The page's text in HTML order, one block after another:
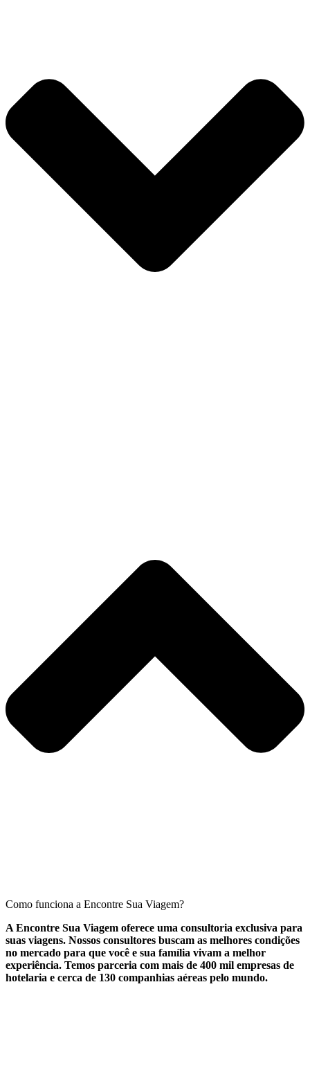
Como funciona a Encontre Sua Viagem?
A Encontre Sua Viagem oferece uma consultoria exclusiva para
suas viagens. Nossos consultores buscam as melhores condições
no mercado para que você e sua família vivam a melhor
experiência. Temos parceria com mais de 400 mil empresas de
hotelaria e cerca de 130 companhias aéreas pelo mundo.